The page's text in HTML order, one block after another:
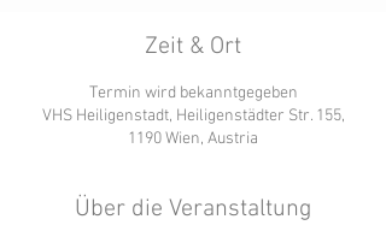
Zeit & Ort
Termin wird bekanntgegeben
VHS Heiligenstadt, Heiligenstädter Str. 155,
1190 Wien, Austria
Über die Veranstaltung